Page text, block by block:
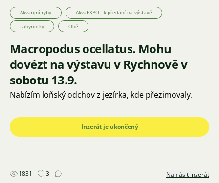
Akvarijní ryby AkvaEXPO - k předání na výstavě
Labyrintky Obě
Macropodus ocellatus. Mohu
dovézt na výstavu v Rychnově v
sobotu 13.9.
Nabízím loňský odchov z jezírka, kde přezimovaly.
Inzerát je ukončený
1831 3 Nahlásit inzerát